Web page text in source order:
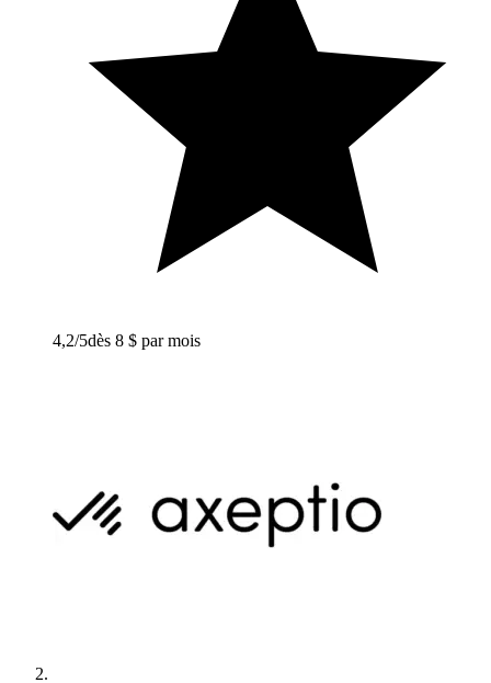
4,2/5dès 8 $ par mois